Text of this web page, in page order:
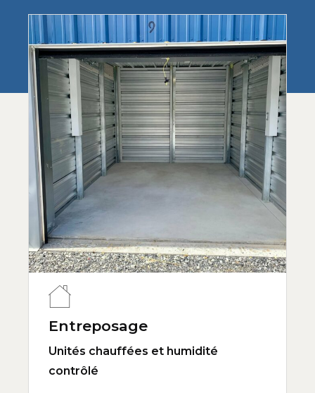
Entreposage
Unités chauffées et humidité
contrôlé